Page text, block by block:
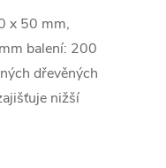
x 50 mm,
balení: 200
dřevěných
nižší